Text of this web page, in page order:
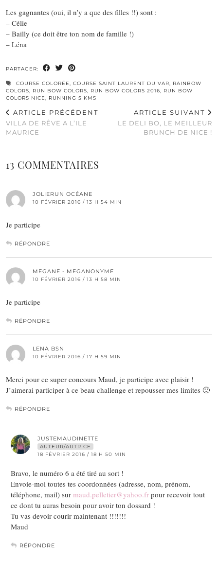
Les gagnantes (oui, il n’y a que des filles !!) sont :
– Célie
– Bailly (ce doit être ton nom de famille !)
– Léna
PARTAGER:
COURSE COLORÉE, COURSE SAINT LAURENT DU VAR, RAINBOW
COLORS, RUN BOW COLORS, RUN BOW COLORS 2016, RUN BOW
COLORS NICE, RUNNING 5 KMS
ARTICLE PRÉCÉDENT
VILLA DE RÊVE A L’ILE
MAURICE
ARTICLE SUIVANT
LE DELI BO, LE MEILLEUR
BRUNCH DE NICE !
13 COMMENTAIRES
JOLIERUN OCÉANE
10 FÉVRIER 2016 / 13 H 54 MIN
Je participe
RÉPONDRE
MEGANE - MEGANONYME
10 FÉVRIER 2016 / 13 H 58 MIN
Je participe
RÉPONDRE
LENA BSN
10 FÉVRIER 2016 / 17 H 59 MIN
Merci pour ce super concours Maud, je participe avec plaisir !
J’aimerai participer à ce beau challenge et repousser mes limites 🙂
RÉPONDRE
JUSTEMAUDINETTE
AUTEUR/AUTRICE
18 FÉVRIER 2016 / 18 H 50 MIN
Bravo, le numéro 6 a été tiré au sort !
Envoie-moi toutes tes coordonnées (adresse, nom, prénom,
téléphone, mail) sur maud.pelletier@yahoo.fr pour recevoir tout
ce dont tu auras besoin pour avoir ton dossard !
Tu vas devoir courir maintenant !!!!!!!
Maud
RÉPONDRE